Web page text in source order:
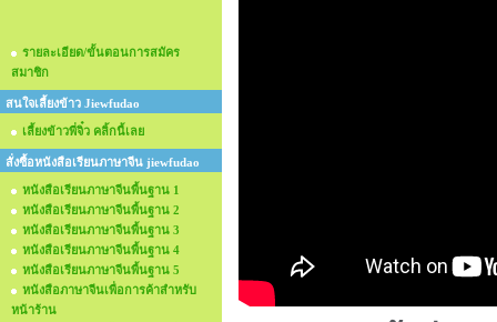
รายละเอียด/ขั้นตอนการสมัคร
สมาชิก
สนใจเลี้ยงข้าว Jiewfudao
เลี้ยงข้าวพี่จิ๋ว คลิ้กนี้เลย
สั่งซื้อหนังสือเรียนภาษาจีน jiewfudao
หนังสือเรียนภาษาจีนพื้นฐาน 1
หนังสือเรียนภาษาจีนพื้นฐาน 2
หนังสือเรียนภาษาจีนพื้นฐาน 3
หนังสือเรียนภาษาจีนพื้นฐาน 4
หนังสือเรียนภาษาจีนพื้นฐาน 5
หนังสือภาษาจีนเพื่อการค้าสำหรับ
หน้าร้าน